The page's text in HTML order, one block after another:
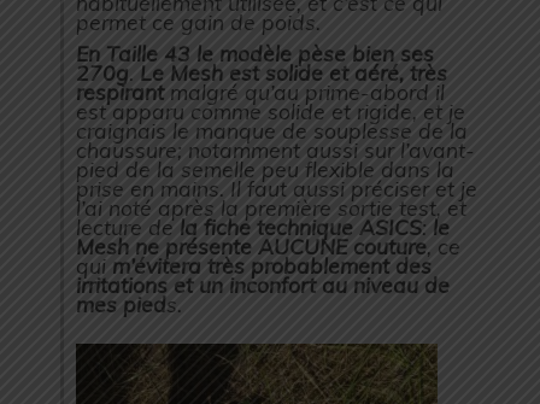
permet ce gain de poids.
En Taille 43 le modèle pèse bien ses
270g. Le Mesh est solide et aéré, très
respirantmalgré qu’au prime-abord il
est apparu comme solide et rigide, et je
craignais le manque de souplesse de la
chaussure; notamment aussi sur l’avant-
pied de la semelle peu flexible dans la
prise en mains. Il faut aussi préciser et je
l’ai noté après la première sortie test, et
lecture de la fiche technique ASICS: le
Mesh ne présente AUCUNE couture, ce
qui m’évitera très probablement des
irritations et un inconfort au niveau de
mes pieds.